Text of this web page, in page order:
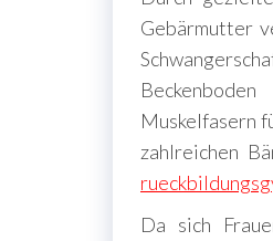
Gebärmutter
Muskelfasern
zahlreichen
Da sich